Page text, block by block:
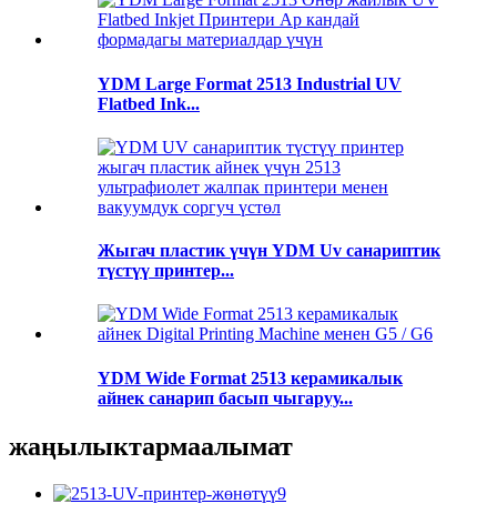
YDM Large Format 2513 Industrial UV
Flatbed Ink...
Жыгач пластик үчүн YDM Uv санариптик
түстүү принтер...
YDM Wide Format 2513 керамикалык
айнек санарип басып чыгаруу...
жаңылыктармаалымат